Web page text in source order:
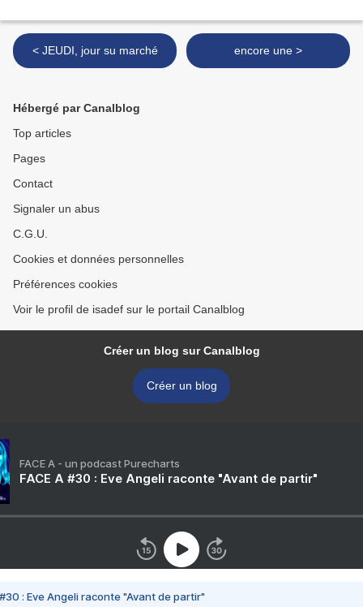
< JEUDI, jour su marché encore une >
Hébergé par Canalblog
Top articles
Pages
Contact
Signaler un abus
C.G.U.
Cookies et données personnelles
Préférences cookies
Voir le profil de isadef sur le portail Canalblog
Créer un blog sur Canalblog
Créer un blog
FACE A - un podcast Purecharts
FACE A #30 : Eve Angeli raconte "Avant de partir"
#30 : Eve Angeli raconte "Avant de partir"